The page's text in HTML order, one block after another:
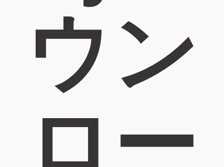
ウン
ロー